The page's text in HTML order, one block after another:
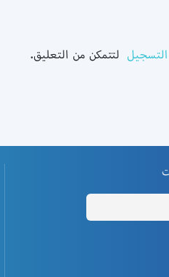
التسجيل لتتمكن من التعليق.